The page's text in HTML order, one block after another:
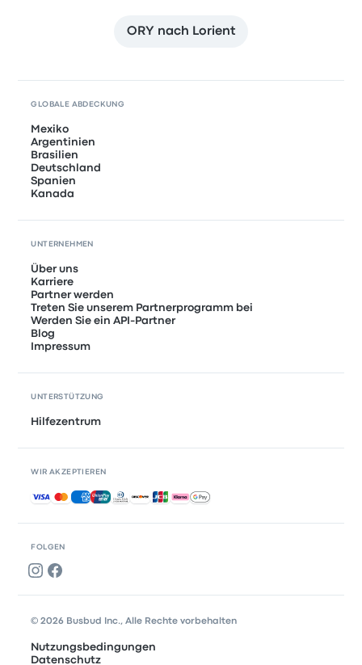
ORY nach Lorient
FOLGEN
GLOBALE ABDECKUNG
Mexiko
Argentinien
Brasilien
Deutschland
Spanien
Kanada
UNTERNEHMEN
Über uns
Karriere
Partner werden
Treten Sie unserem Partnerprogramm bei
Werden Sie ein API-Partner
Blog
Impressum
UNTERSTÜTZUNG
Hilfezentrum
WIR AKZEPTIEREN
Akzeptierte Zahlungsmethoden
© 2026 Busbud Inc., Alle Rechte vorbehalten
Nutzungsbedingungen
Datenschutz